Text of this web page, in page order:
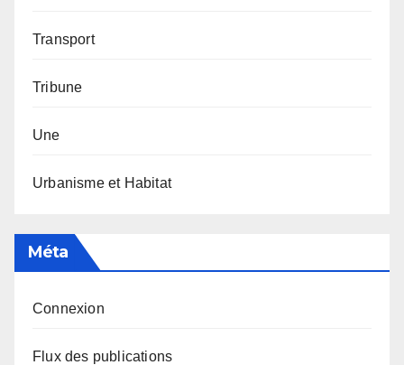
Transport
Tribune
Une
Urbanisme et Habitat
Méta
Connexion
Flux des publications